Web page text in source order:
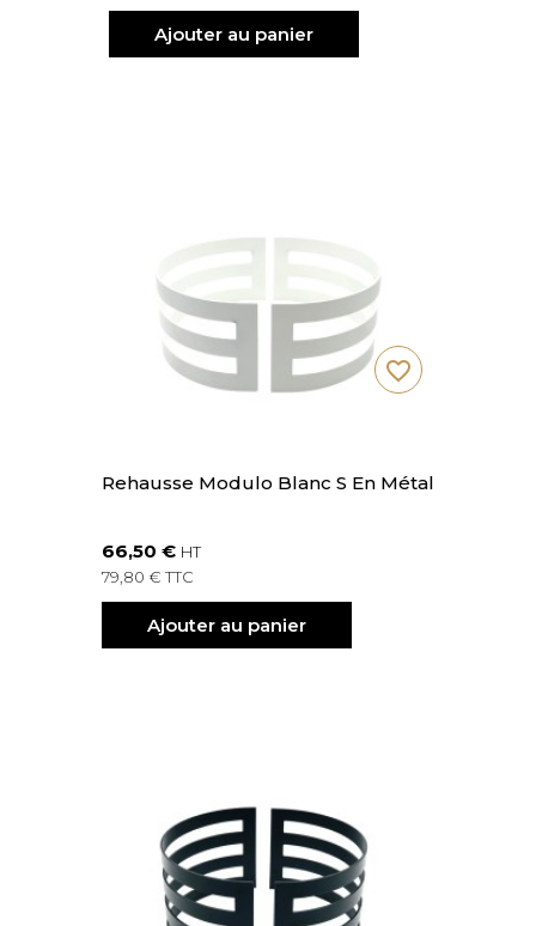
Ajouter au panier
Rehausse Modulo Blanc S En Métal
66,50 € HT
79,80 € TTC
Ajouter au panier
favorite_border